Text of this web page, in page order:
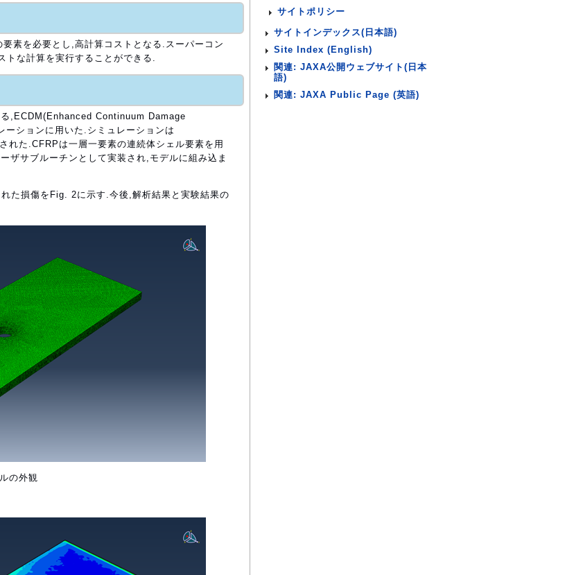
素を必要とし,高計算コストとなる.スーパーコン
な計算を実行することができる.
,ECDM(Enhanced Continuum Damage
ションに用いた.シミュレーションは
た.CFRPは一層一要素の連続体シェル要素を用
ザサブルーチンとして実装され,モデルに組み込ま
た損傷をFig. 2に示す.今後,解析結果と実験結果の
の外観
サイトポリシー
サイトインデックス(日本語)
Site Index (English)
関連: JAXA公開ウェブサイト(日本
語)
関連: JAXA Public Page (英語)